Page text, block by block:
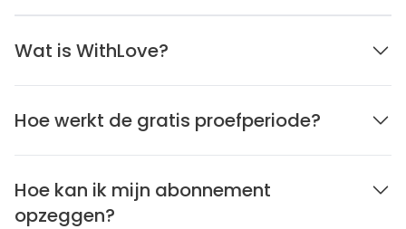
Wat is WithLove?
Hoe werkt de gratis proefperiode?
Hoe kan ik mijn abonnement
opzeggen?